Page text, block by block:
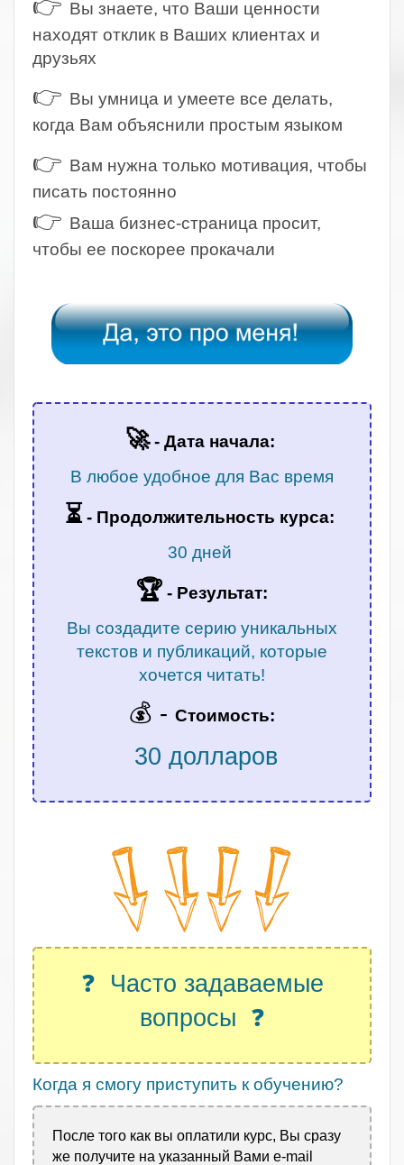
👉 Вы знаете, что Ваши ценности
находят отклик в Ваших клиентах и
друзьях
👉 Вы умница и умеете все делать,
когда Вам объяснили простым языком
👉 Вам нужна только мотивация, чтобы
писать постоянно
👉 Ваша бизнес-страница просит,
чтобы ее поскорее прокачали
🚀- Дата начала:
В любое удобное для Вас время
⏳- Продолжительность курса:
30 дней
🏆 - Результат:
Вы создадите серию уникальных
текстов и публикаций, которые
хочется читать!
💰 - Стоимость:
30 долларов
❓ Часто задаваемые
вопросы ❓
Когда я смогу приступить к обучению?
После того как вы оплатили курс, Вы сразу
же получите на указанный Вами e-mail